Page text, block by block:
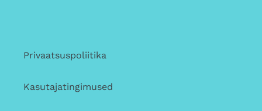
Privaatsuspoliitika
Kasutajatingimused